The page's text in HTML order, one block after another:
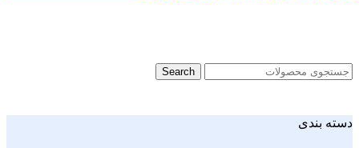
Search
دسته بندی